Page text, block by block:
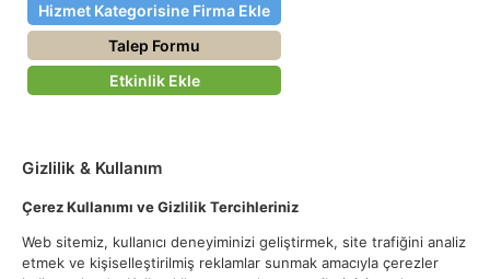
Hizmet Kategorisine Firma Ekle
Talep Formu
Etkinlik Ekle
Gizlilik & Kullanım
Çerez Kullanımı ve Gizlilik Tercihleriniz
Web sitemiz, kullanıcı deneyiminizi geliştirmek, site trafiğini analiz
etmek ve kişiselleştirilmiş reklamlar sunmak amacıyla çerezler